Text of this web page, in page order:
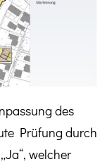
des
Prüfung durch
welcher